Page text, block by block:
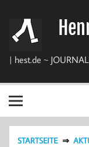
springen
| hest.de ~
STARTSEITE